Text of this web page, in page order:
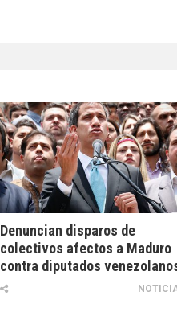
Denuncian disparos de
colectivos afectos a Maduro
contra diputados